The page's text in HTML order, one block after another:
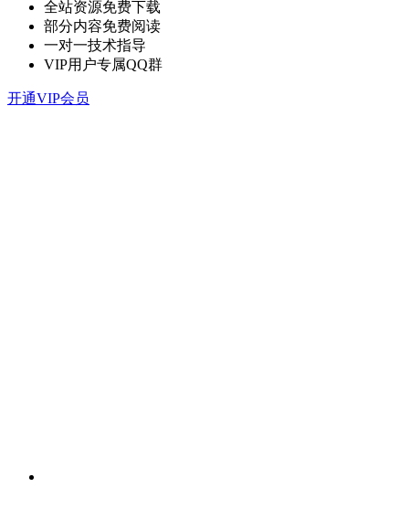
全站资源免费下载
部分内容免费阅读
一对一技术指导
VIP用户专属QQ群
开通VIP会员